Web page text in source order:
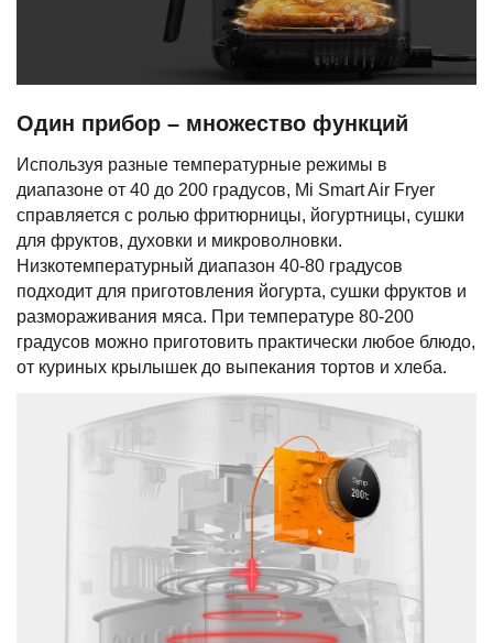
Один прибор – множество функций
Используя разные температурные режимы в
диапазоне от 40 до 200 градусов, Mi Smart Air Fryer
справляется с ролью фритюрницы, йогуртницы, сушки
для фруктов, духовки и микроволновки.
Низкотемпературный диапазон 40-80 градусов
подходит для приготовления йогурта, сушки фруктов и
размораживания мяса. При температуре 80-200
градусов можно приготовить практически любое блюдо,
от куриных крылышек до выпекания тортов и хлеба.